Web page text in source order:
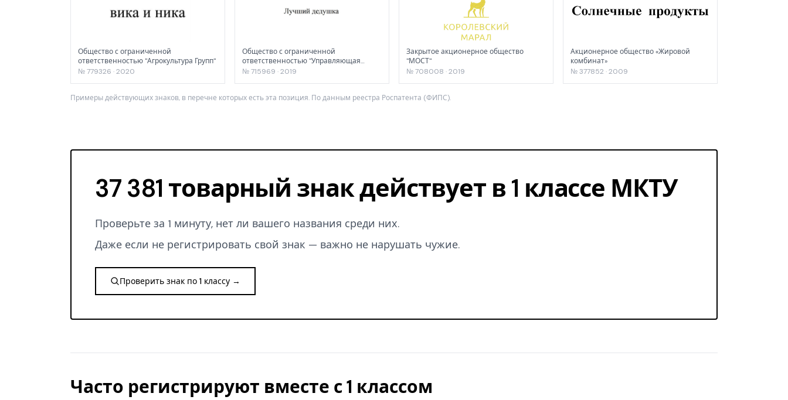
Общество с ограниченной
ответственностью "Агрокультура Групп"
№ 779326 · 2020
Общество с ограниченной
ответственностью "Управляющая
компания "Сима-ленд"
№ 715969 · 2019
Закрытое акционерное общество
"МОСТ"
№ 708008 · 2019
Акционерное общество «Жировой
комбинат»
№ 377852 · 2009
Примеры действующих знаков, в перечне которых есть эта позиция. По данным реестра Роспатента (ФИПС).
37 381 товарный знак действует в 1 классе МКТУ
Проверьте за 1 минуту, нет ли вашего названия среди них.
Даже если не регистрировать свой знак — важно не нарушать чужие.
Проверить знак по 1 классу →
Часто регистрируют вместе с 1 классом